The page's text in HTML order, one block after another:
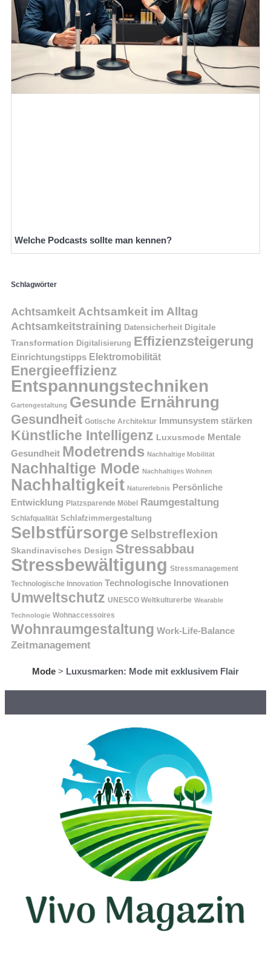
Welche Podcasts sollte man kennen?
Schlagwörter
Achtsamkeit Achtsamkeit im Alltag
Achtsamkeitstraining Datensicherheit Digitale
Transformation Digitalisierung Effizienzsteigerung
Einrichtungstipps Elektromobilität
Energieeffizienz
Entspannungstechniken
Gartengestaltung Gesunde Ernährung
Gesundheit Gotische Architektur Immunsystem stärken
Künstliche Intelligenz Luxusmode Mentale
Gesundheit Modetrends Nachhaltige Mobilität
Nachhaltige Mode Nachhaltiges Wohnen
Nachhaltigkeit Naturerlebnis Persönliche
Entwicklung Platzsparende Möbel Raumgestaltung
Schlafqualität Schlafzimmergestaltung
Selbstfürsorge Selbstreflexion
Skandinavisches Design Stressabbau
Stressbewältigung Stressmanagement
Technologische Innovation Technologische Innovationen
Umweltschutz UNESCO Weltkulturerbe Wearable
Technologie Wohnaccessoires
Wohnraumgestaltung Work-Life-Balance
Zeitmanagement
Mode > Luxusmarken: Mode mit exklusivem Flair